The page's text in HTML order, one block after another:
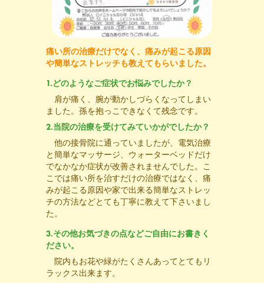
痛い所の治療だけでなく、痛みが起こる原因
や簡単なストレッチも教えてもらいました。
1.どのようなご症状でお悩みでしたか？
肩が痛く、腕が動かしづらくなってしまい
ました。孫を抱っこできなくて残念です。
2.当院の治療を受けてみていかがでしたか？
他の接骨院に通っていましたが、電気治療
と簡単なマッサージ、ウォーターベッドだけ
でなかなか症状が改善されませんでした。こ
こでは痛い所を治すだけの治療ではなく、痛
みが起こる原因や家で出来る簡単なストレッ
チの方法などとても丁寧に教えて下さいまし
た。
3.その他お気づきの点などご自由にお書きく
ださい。
院内もお花や緑がたくさんあってとてもリ
ラックス出来ます。